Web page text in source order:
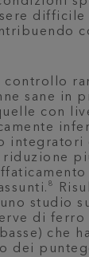
controllo
sane in
con
8
studio
di ferro
che
dei